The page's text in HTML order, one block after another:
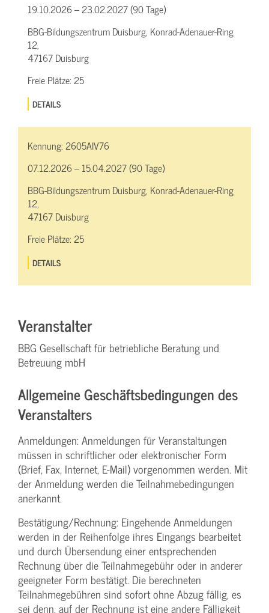
19.10.2026 – 23.02.2027 (90 Tage)
BBG-Bildungszentrum Duisburg, Konrad-Adenauer-Ring
12,
47167 Duisburg
Freie Plätze:25
DETAILS
Kennung:2605AIV76
07.12.2026 – 15.04.2027 (90 Tage)
BBG-Bildungszentrum Duisburg, Konrad-Adenauer-Ring
12,
47167 Duisburg
Freie Plätze:25
DETAILS
Veranstalter
BBG Gesellschaft für betriebliche Beratung und
Betreuung mbH
Allgemeine Geschäftsbedingungen des
Veranstalters
Anmeldungen: Anmeldungen für Veranstaltungen
müssen in schriftlicher oder elektronischer Form
(Brief, Fax, Internet, E-Mail) vorgenommen werden. Mit
der Anmeldung werden die Teilnahme­bedingungen
anerkannt.
Bestätigung­/Rechnung: Eingehende Anmeldungen
werden in der Reihenfolge ihres Eingangs bearbeitet
und durch Übersendung einer entsprechenden
Rechnung über die Teilnahmegebühr oder in anderer
geeigneter Form bestätigt. Die berechneten
Teilnahmegebühren sind sofort ohne Abzug fällig, es
sei denn, auf der Rechnung ist eine andere Fälligkeit